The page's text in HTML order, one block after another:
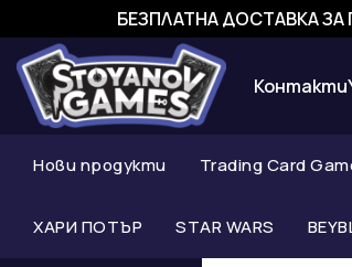
БЕЗПЛАТНА ДОСТАВКА ЗА
Контакти
Нови продукти Trading Card
ХАРИ ПОТЪР STAR WARS